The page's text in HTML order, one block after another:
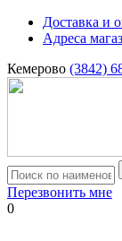
Доставка и
Адреса
Кемерово (3842)
Перезвонить мне
0